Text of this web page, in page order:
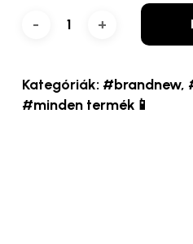
Kategóriák: #brandnew,
#minden termék📱